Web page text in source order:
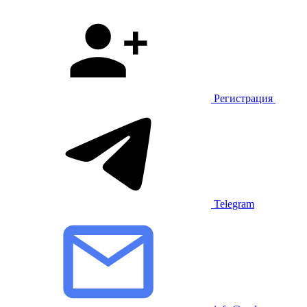
Регистрация
Telegram